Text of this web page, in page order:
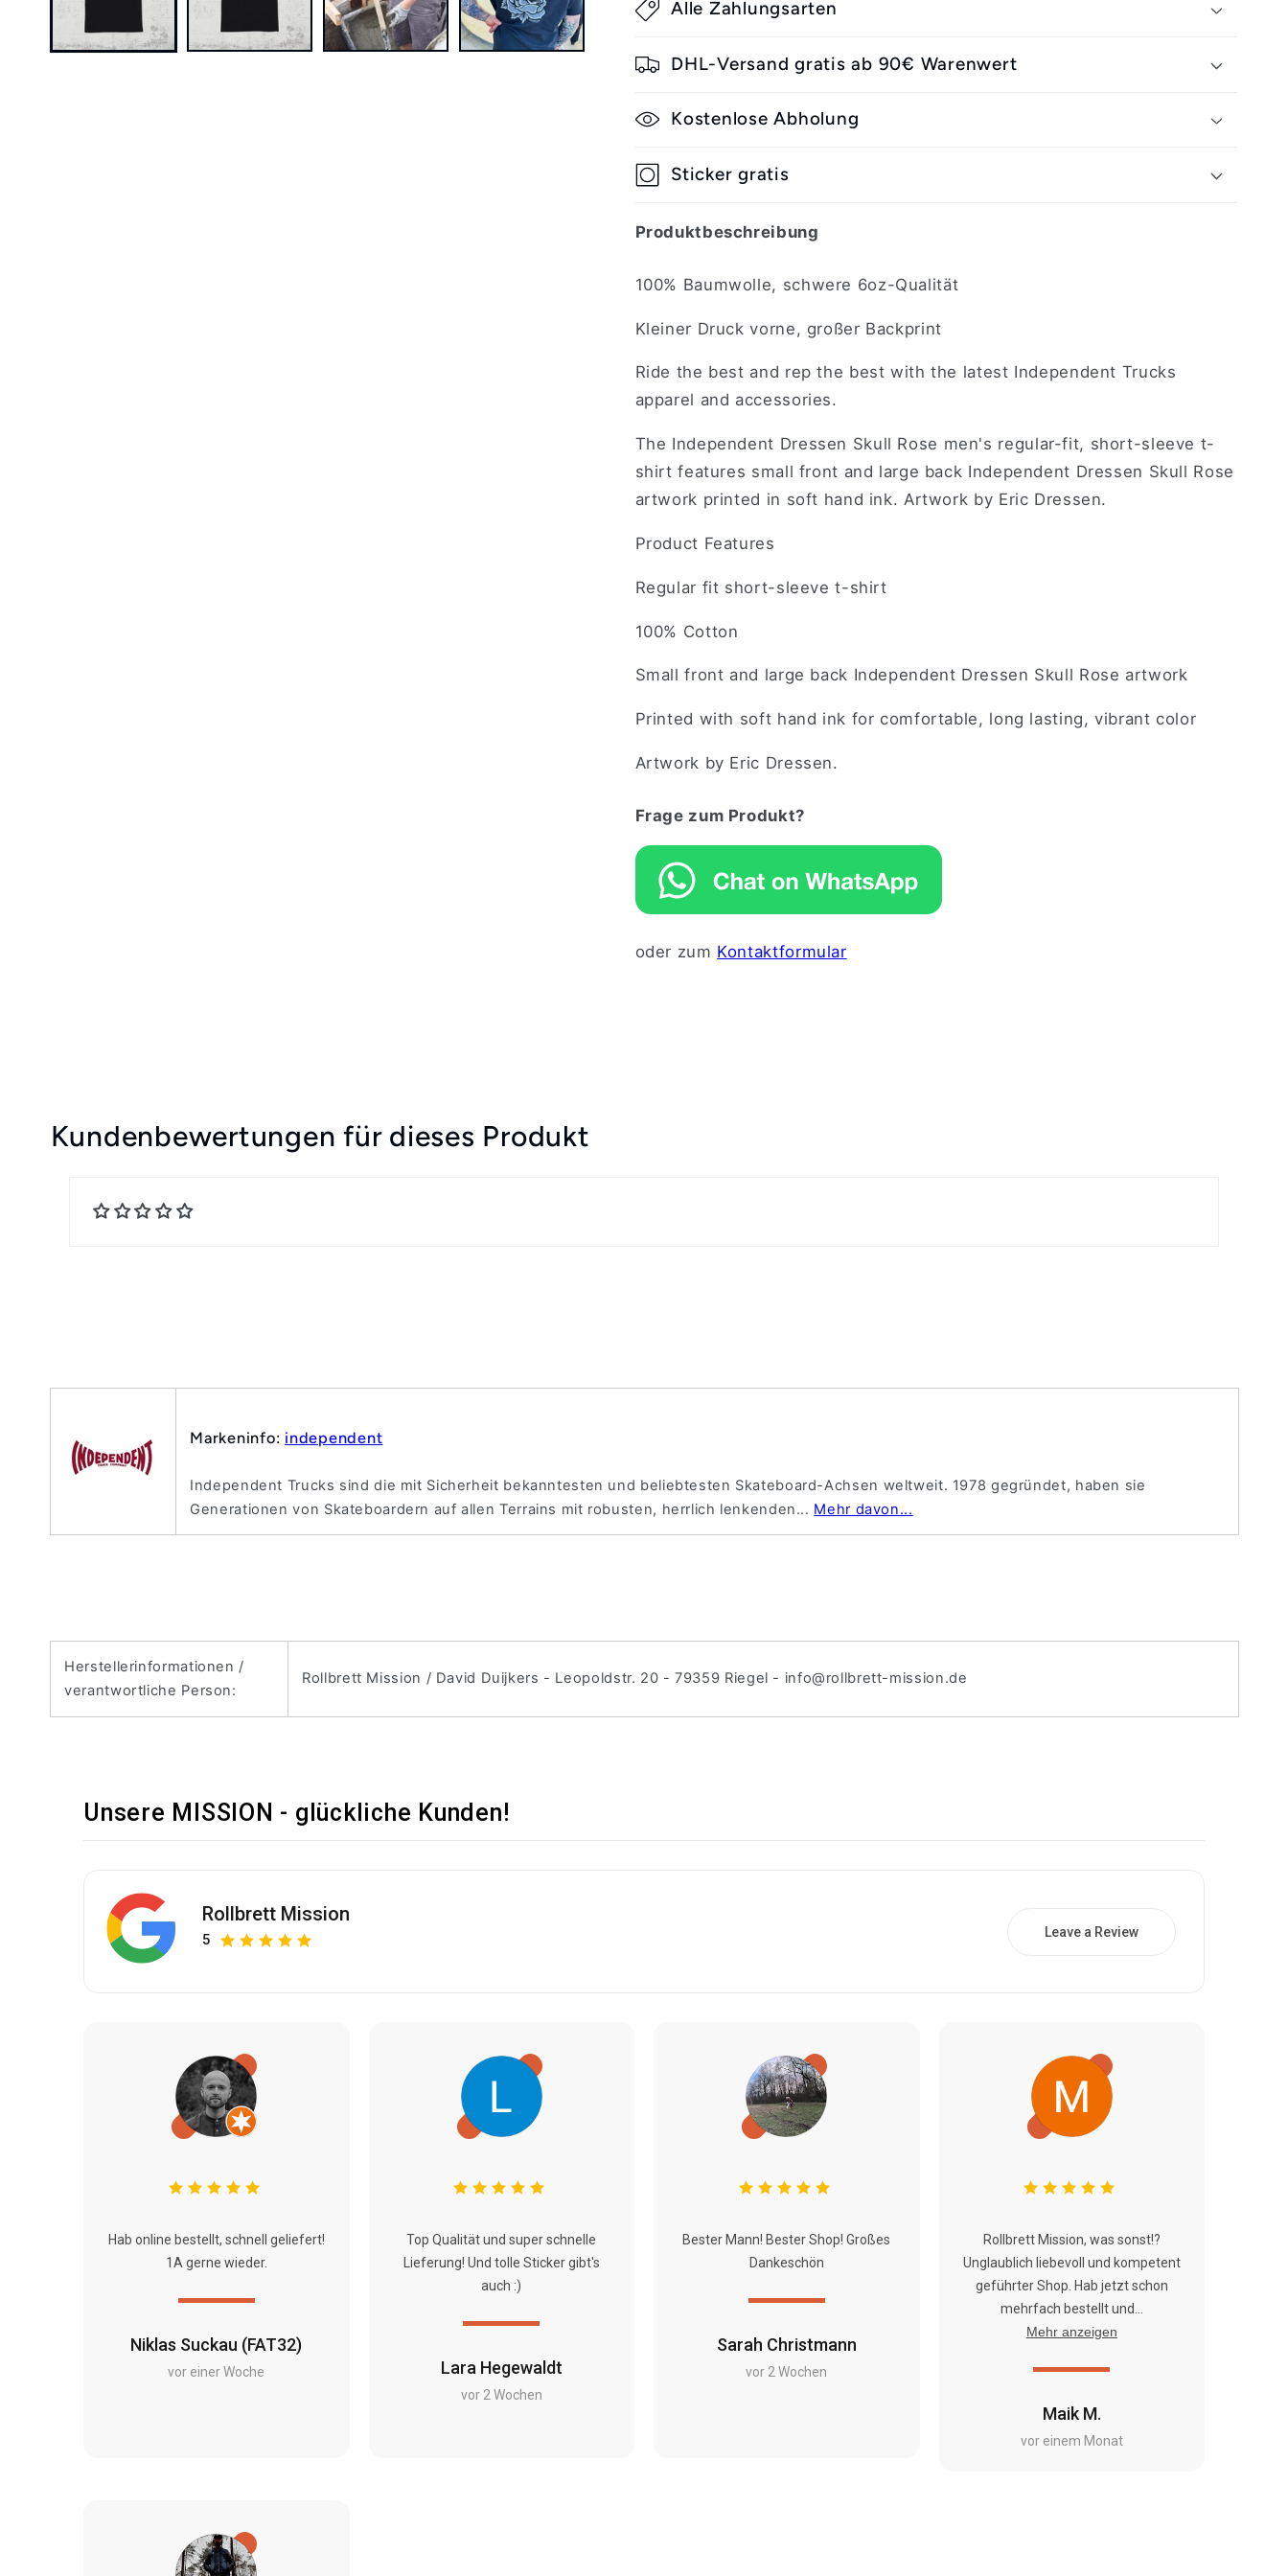
Dressen
Rose
Dressen
Rose
Heavyweight
Alle Zahlungsarten
DHL-Versand gratis ab 90€ Warenwert
Kostenlose Abholung
Sticker gratis
Produktbeschreibung
100% Baumwolle, schwere 6oz-Qualität
Kleiner Druck vorne, großer Backprint
Ride the best and rep the best with the latest Independent Trucks
apparel and accessories.
The Independent Dressen Skull Rose men's regular-fit, short-sleeve t-
shirt features small front and large back Independent Dressen Skull Rose
artwork printed in soft hand ink. Artwork by Eric Dressen.
Product Features
Regular fit short-sleeve t-shirt
100% Cotton
Small front and large back Independent Dressen Skull Rose artwork
Printed with soft hand ink for comfortable, long lasting, vibrant color
Artwork by Eric Dressen.
Frage zum Produkt?
oder zum Kontaktformular
Kundenbewertungen für dieses Produkt
Markeninfo: independent
Independent Trucks sind die mit Sicherheit bekanntesten und beliebtesten Skateboard-Achsen weltweit. 1978 gegründet, haben sie
Generationen von Skateboardern auf allen Terrains mit robusten, herrlich lenkenden... Mehr davon...
Herstellerinformationen /
verantwortliche Person:
Rollbrett Mission / David Duijkers - Leopoldstr. 20 - 79359 Riegel - info@rollbrett-mission.de
Unsere MISSION - glückliche Kunden!
Rollbrett Mission
5 Leave a Review
Niklas Suckau (FAT32)
vor einer Woche
Hab online bestellt, schnell geliefert!
1A gerne wieder.
Lara Hegewaldt
vor 2 Wochen
Top Qualität und super schnelle
Lieferung! Und tolle Sticker gibt's
auch :)
Sarah Christmann
vor 2 Wochen
Bester Mann! Bester Shop! Großes
Dankeschön
Maik M.
vor einem Monat
Rollbrett Mission, was sonst!?
Unglaublich liebevoll und kompetent
geführter Shop. Hab jetzt schon
mehrfach bestellt und...
Mehr anzeigen